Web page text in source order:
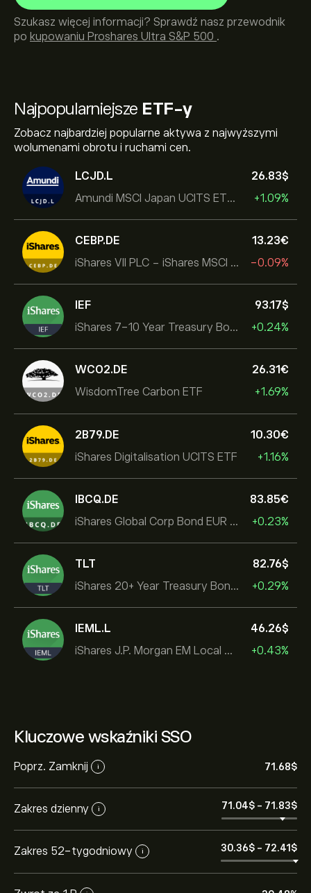
Najpopularniejsze ETF-y
Zobacz najbardziej popularne aktywa z najwyższymi
wolumenami obrotu i ruchami cen.
LCJD.L
Amundi MSCI Japan UCITS ETF Acc
26.83‎$‎
+1.09%
CEBP.DE
iShares VII PLC - iShares MSCI EMU USD Hedged UCITS ETF
13.23‎€‎
-0.09%
IEF
iShares 7-10 Year Treasury Bond ETF
93.17‎$‎
+0.24%
WCO2.DE
WisdomTree Carbon ETF
26.31‎€‎
+1.69%
2B79.DE
iShares Digitalisation UCITS ETF
10.30‎€‎
+1.16%
IBCQ.DE
iShares Global Corp Bond EUR Hedged UCITS ETF Dist
83.85‎€‎
+0.23%
TLT
iShares 20+ Year Treasury Bond ETF
82.76‎$‎
+0.29%
IEML.L
iShares J.P. Morgan EM Local Govt Bond UCITS ETF
46.26‎$‎
+0.43%
Kluczowe wskaźniki SSO
Poprz. Zamknij i 71.68‎$‎
Zakres dzienny i 71.04‎$‎ - 71.83‎$‎
Zakres 52-tygodniowy i 30.36‎$‎ - 72.41‎$‎
Szukasz więcej informacji? Sprawdź nasz przewodnik
po kupowaniu Proshares Ultra S&P 500 .